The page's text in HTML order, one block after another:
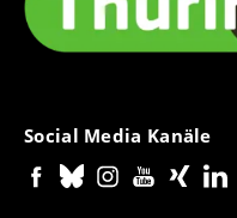
Social Media Kanäle